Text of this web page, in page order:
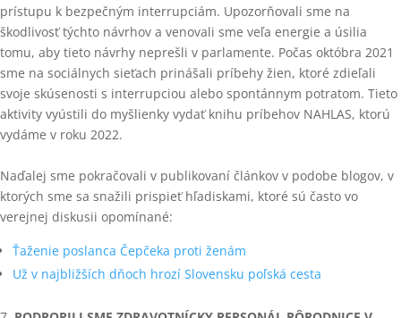
prístupu k bezpečným interrupciám. Upozorňovali sme na
škodlivosť týchto návrhov a venovali sme veľa energie a úsilia
tomu, aby tieto návrhy neprešli v parlamente. Počas októbra 2021
sme na sociálnych sieťach prinášali príbehy žien, ktoré zdieľali
svoje skúsenosti s interrupciou alebo spontánnym potratom. Tieto
aktivity vyústili do myšlienky vydať knihu príbehov NAHLAS, ktorú
vydáme v roku 2022.
Naďalej sme pokračovali v publikovaní článkov v podobe blogov, v
ktorých sme sa snažili prispieť hľadiskami, ktoré sú často vo
verejnej diskusii opomínané:
Ťaženie poslanca Čepčeka proti ženám
Už v najbližších dňoch hrozí Slovensku poľská cesta